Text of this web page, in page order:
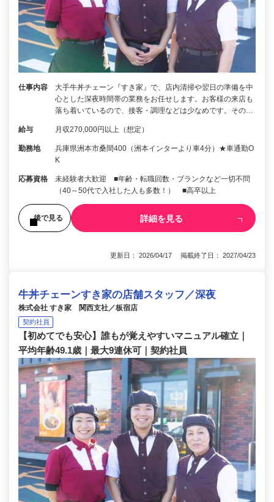
仕事内容
大手牛丼チェーン『すき家』で、店内清掃や翌日の準備を中
心とした深夜時間帯の業務をお任せします。お客様の来店も
落ち着いているので、接客・調理などは少なめです。その…
給与 月収270,000円以上（想定）
勤務地
兵庫県洲本市桑間400（洲本インターより車4分）★車通勤O
K
応募資格
未経験者大歓迎 ■年齢・転職回数・ブランクなど一切不問
（40～50代で入社した人も多数！） ■高卒以上
後で見る 詳細を見る
更新日： 2026/04/17 掲載終了日： 2027/04/23
牛丼チェーンすき家の店舗スタッフ／深夜
株式会社 すき家 関西支社／板宿店
契約社員
【初めてでも安心】誰もが覚えやすいマニュアル確立｜
平均年齢49.1歳｜最大9連休可｜契約社員